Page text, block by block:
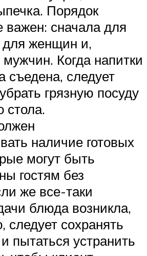
Порядок
важен: сначала для
для женщин и,
Когда напитки
съедена, следует
грязную посуду
стола.
наличие готовых
могут быть
гостям без
же все-таки
блюда возникла,
следует сохранять
пытаться устранить